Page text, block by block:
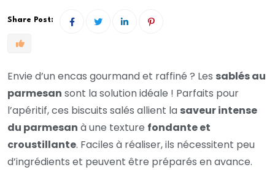
Share Post:
Envie d’un encas gourmand et raffiné ? Les sablés au
parmesan sont la solution idéale ! Parfaits pour
l’apéritif, ces biscuits salés allient la saveur intense
du parmesan à une texture fondante et
croustillante. Faciles à réaliser, ils nécessitent peu
d’ingrédients et peuvent être préparés en avance.